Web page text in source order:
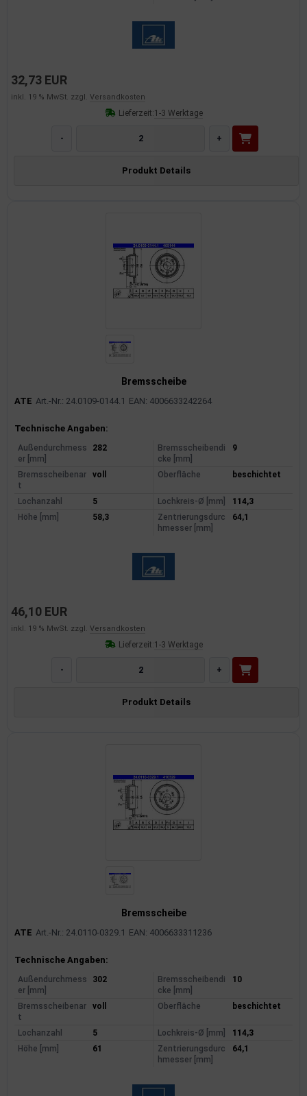
32,73 EUR
inkl. 19 % MwSt. zzgl. Versandkosten
Lieferzeit:1-3 Werktage
- +
Produkt Details
Bremsscheibe
ATE Art.-Nr.: 24.0109-0144.1 EAN: 4006633242264
Produktinformationen
Technische Angaben:
Außendurchmess
er [mm]
282
Bremsscheibendi
cke [mm]
9
Bremsscheibenar
t
voll Oberfläche beschichtet
Lochanzahl 5 Lochkreis-Ø [mm]
114,3
Höhe [mm]
58,3
Zentrierungsdurc
hmesser [mm]
64,1
46,10 EUR
inkl. 19 % MwSt. zzgl. Versandkosten
Lieferzeit:1-3 Werktage
- +
Produkt Details
Bremsscheibe
ATE Art.-Nr.: 24.0110-0329.1 EAN: 4006633311236
Produktinformationen
Technische Angaben:
Außendurchmess
er [mm]
302
Bremsscheibendi
cke [mm]
10
Bremsscheibenar
t
voll Oberfläche beschichtet
Lochanzahl 5 Lochkreis-Ø [mm]
114,3
Höhe [mm]
61
Zentrierungsdurc
hmesser [mm]
64,1